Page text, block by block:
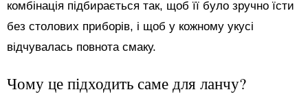
комбінація підбирається так, щоб її було зручно їсти
без столових приборів, і щоб у кожному укусі
відчувалась повнота смаку.
Чому це підходить саме для ланчу?